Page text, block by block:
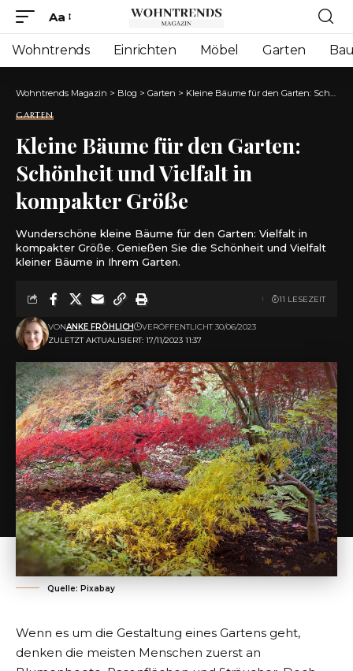
Font
Resizer
Aa
Wohntrends Einrichten Möbel Garten
Wohntrends Magazin > Blog > Garten > Kleine Bäume für den Garten: Schönheit und Vielfalt in kompakter Größe
GARTEN
Kleine Bäume für den Garten:
Schönheit und Vielfalt in
kompakter Größe
Wunderschöne kleine Bäume für den Garten: Vielfalt in
kompakter Größe. Genießen Sie die Schönheit und Vielfalt
kleiner Bäume in Ihrem Garten.
ZULETZT AKTUALISIERT: 17/11/2023 11:37
VONANKE FRÖHLICH VERÖFFENTLICHT 30/06/2023
11 LESEZEIT
Quelle: Pixabay
Wenn es um die Gestaltung eines Gartens geht,
denken die meisten Menschen zuerst an